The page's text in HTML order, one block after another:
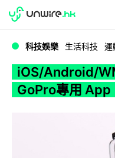
WWDC 2026
科技娛樂 生活科技 運
iOS/Android/
GoPro專用 App